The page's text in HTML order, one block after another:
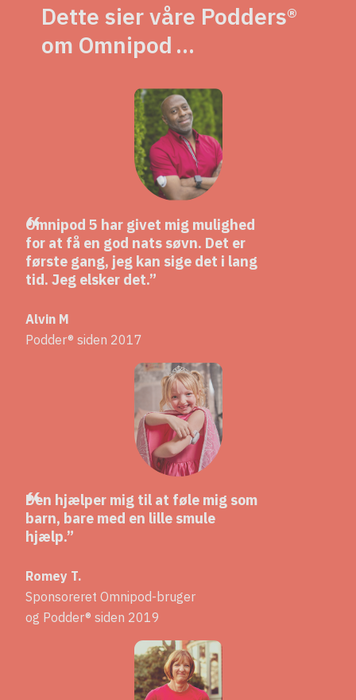
Dette sier våre Podders®
om Omnipod …
Omnipod 5 har givet mig mulighed
for at få en god nats søvn. Det er
første gang, jeg kan sige det i lang
tid. Jeg elsker det.
Alvin M
Podder® siden 2017
Den hjælper mig til at føle mig som
barn, bare med en lille smule
hjælp.
Romey T.
Sponsoreret Omnipod-bruger
og Podder® siden 2019